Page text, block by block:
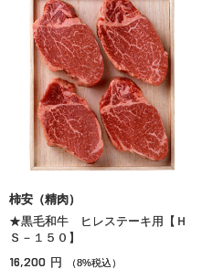
柿安（精肉）
★黒毛和牛 ヒレステーキ用【Ｈ
Ｓ－１５０】
16,200 円 （8%税込）